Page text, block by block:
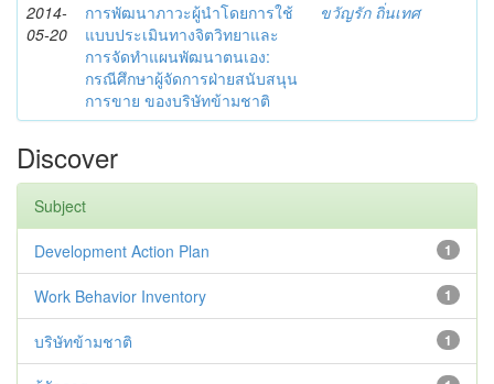
2014-
05-20
การพัฒนาภาวะผู้นำโดยการใช้
แบบประเมินทางจิตวิทยาและ
การจัดทำแผนพัฒนาตนเอง:
กรณีศึกษาผู้จัดการฝ่ายสนับสนุน
การขาย ของบริษัทข้ามชาติ
ขวัญรัก ถิ่นเทศ
Discover
Subject
1
Development Action Plan
1
Work Behavior Inventory
1
บริษัทข้ามชาติ